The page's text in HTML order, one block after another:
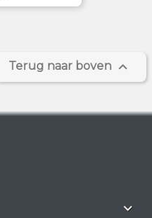
Terug naar boven 
